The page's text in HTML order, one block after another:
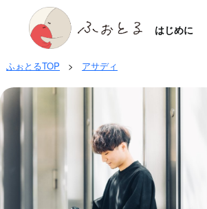
はじめに
ふぉとるTOP > アサディ